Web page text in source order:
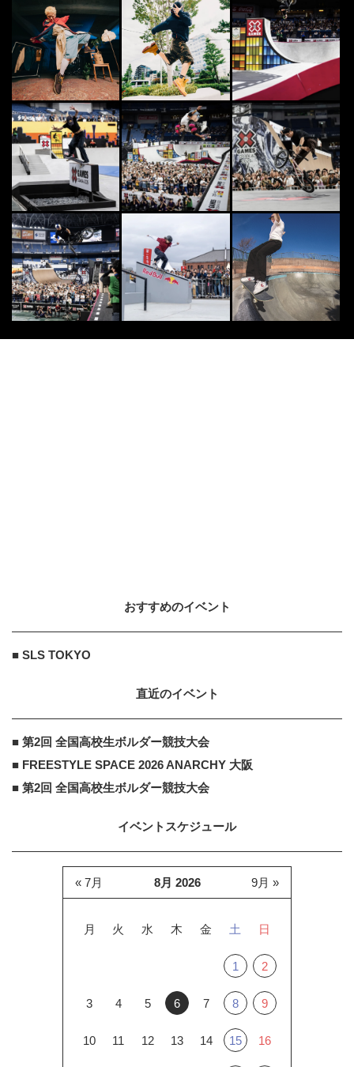
おすすめのイベント
■ SLS TOKYO
直近のイベント
■ 第2回 全国高校生ボルダー競技大会
■ FREESTYLE SPACE 2026 ANARCHY 大阪
■ 第2回 全国高校生ボルダー競技大会
イベントスケジュール
8月 2026
月 火 水 木 金 土 日
1 2
3 4 5 6 7 8 9
10 11 12 13 14 15 16
« 7月 9月 »